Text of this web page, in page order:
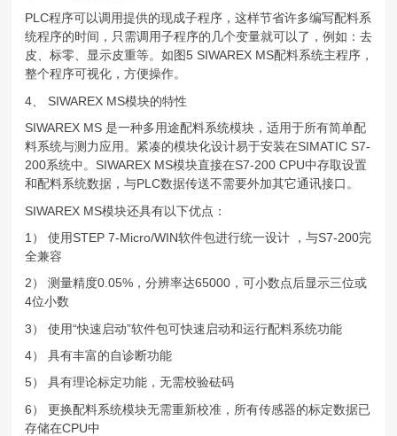
PLC程序可以调用提供的现成子程序，这样节省许多编写配料系
统程序的时间，只需调用子程序的几个变量就可以了，例如：去
皮、标零、显示皮重等。如图5 SIWAREX MS配料系统主程序，
整个程序可视化，方便操作。
4、 SIWAREX MS模块的特性
SIWAREX MS 是一种多用途配料系统模块，适用于所有简单配
料系统与测力应用。紧凑的模块化设计易于安装在SIMATIC S7-
200系统中。SIWAREX MS模块直接在S7-200 CPU中存取设置
和配料系统数据，与PLC数据传送不需要外加其它通讯接口。
SIWAREX MS模块还具有以下优点：
1） 使用STEP 7-Micro/WIN软件包进行统一设计 ，与S7-200完
全兼容
2） 测量精度0.05%，分辨率达65000，可小数点后显示三位或
4位小数
3） 使用“快速启动”软件包可快速启动和运行配料系统功能
4） 具有丰富的自诊断功能
5） 具有理论标定功能，无需校验砝码
6） 更换配料系统模块无需重新校准，所有传感器的标定数据已
存储在CPU中